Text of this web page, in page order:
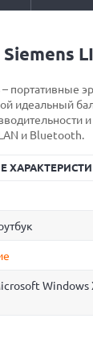
–
идеальный
и Bluetooth.
Windows